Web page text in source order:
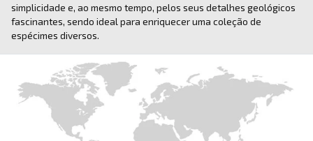
simplicidade e, ao mesmo tempo, pelos seus detalhes geológicos
fascinantes, sendo ideal para enriquecer uma coleção de
espécimes diversos.